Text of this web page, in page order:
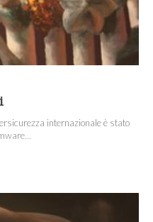
internazionale è stato